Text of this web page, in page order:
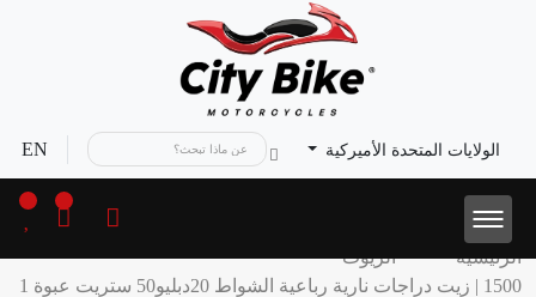
الولايات المتحدة الأميركية EN
الرئيسية
الزيوت
1500 | زيت دراجات نارية رباعية الشواط 20دبليو50 ستريت عبوة 1